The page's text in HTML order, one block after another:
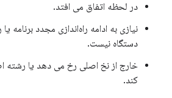
در لحظه اتفاق می افتد.
نیازی به ادامه راه‌اندازی مجدد برنامه
دستگاه نیست.
خارج از نخ اصلی رخ می دهد یا رشته
کند.